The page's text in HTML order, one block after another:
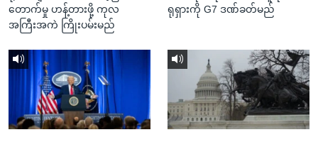
တောက်မှု ဟန့်တားဖို့ ကုလ
အကြီးအကဲ ကြိုးပမ်းမည်
ရုရှားကို G7 ဒဏ်ခတ်မည်